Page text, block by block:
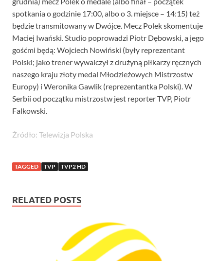
spotkania o godzinie 17:00, albo o 3. miejsce – 14:15) też
będzie transmitowany w Dwójce. Mecz Polek skomentuje
Maciej Iwański. Studio poprowadzi Piotr Dębowski, a jego
gośćmi będą: Wojciech Nowiński (były reprezentant
Polski; jako trener wywalczył z drużyną piłkarzy ręcznych
naszego kraju złoty medal Młodzieżowych Mistrzostw
Europy) i Weronika Gawlik (reprezentantka Polski). W
Serbii od początku mistrzostw jest reporter TVP, Piotr
Falkowski.
Źródło: Telewizja Polska
TAGGED TVP TVP2 HD
RELATED POSTS